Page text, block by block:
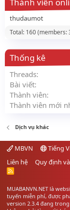
Thành viên
thudaumot
Total: 160 (members:
Thống kê
Threads
Bài viết
Thành viên
Thành viên mới
Dịch vụ khác
MBVN
Tiếng
Liên hệ
Quy định
R
MUABANVN.NET là
tuyến miễn phí, được
version 2.3.4 đang